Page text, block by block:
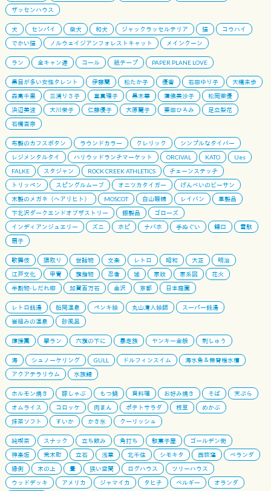
ザッセンハウス
犬 センパイ 柴犬 和犬 ジャックラッセルテリア 猫
コウハイ
でかい猫
ノルウェイジアンフォレストキャット メインクーン
ラン 全キャン連 コール 紙テープ PAPER PLANE LOVE
黒目が多い女性タレント 伊藤蘭 松たか子 優香 石田ゆり子
大橋未歩
森高千里
三浦りさ子 堂真理子 黒木華 蓮佛美沙子
松岡茉優
浜辺美波
大川栄子 仁藤優子 大原麗子 栗田ひろみ
足立梨花
石橋杏奈
布製のカフスボタン ラウンドカラー クレリック
シンプルなタイバー
レジメンタルタイ
ハリウッドランチマーケット ORCIVAL KATO
Ues
FALKE
スタジャン ROCK CREEK ATHLETICS
チェーンステッチ
トリッペン
スピングルムーブ オニツカタイガー
げんべいのビーサン
木製のメガネ（ヘアリヒト）
MOSCOT 白山眼鏡 レイバン
革製品
下北沢ダークエンドオブザストリー
銀製品
ゴローズ
インディアンジュエリー
ズニ ホピ ナバホ 手ぬぐい 鯉口
雪駄
扇子
歌舞伎 隈取り 世話物 文楽 レトロ 昭和 大正
明治
江戸文化
甲冑 旗指物 忍者 城 家紋 家系図
花火
半割物-しだれ柳
加賀百万石 金沢 京都 日本庭園
レトロ銭湯 船岡温泉 ペンキ絵 丸山清人絵師
スーパー銭湯
岩組みの温泉
砂風呂
應援團 學ラン 六旗の下に 暴走族 ヤンキー全般 刺しゅう
海 シュノーケリング GULL ドルフィンスイム
海水魚＆無脊椎水槽
アクアテラリウム
水族館
ホルモン焼き 豚しゃぶ もつ鍋 貝料理 お好み焼き そば
天ぷら
オムライス
コロッケ 肉まん ポテトサラダ 枝豆
めかぶ
抹茶ソフト
すいか かき氷 クーリッシュ
純喫茶 スナック 立ち飲み 角打ち 駄菓子屋
ゴールデン街
神楽坂
荒木町 立石 浅草 北千住 シモキタ 西荻窪
ベランダ
縁側
木の上 畳 狭い空間 ログハウス
ツリーハウス
ウッドデッキ
アメリカ ジャマイカ タヒチ ベルギー
オランダ